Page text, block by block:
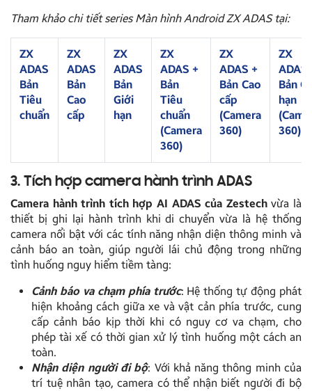
Tham khảo chi tiết series Màn hình Android ZX ADAS tại:
ZX
ADAS
Bản
Tiêu
chuẩn
ZX
ADAS
Bản
Cao
cấp
ZX
ADAS
Bản
Giới
hạn
ZX
ADAS +
Bản
Tiêu
chuẩn
(Camera
360)
ZX
ADAS +
Bản Cao
cấp
(Camera
360)
ZX
ADAS
Bản
hạn
360)
3. Tích hợp camera hành trình ADAS
Camera hành trình tích hợp AI ADAS của Zestechvừa là
thiết bị ghi lại hành trình khi di chuyển vừa là hệ thống
camera nổi bật với các tính năng nhận diện thông minh và
cảnh báo an toàn, giúp người lái chủ động trong những
tình huống nguy hiểm tiềm tàng:
Cảnh báo va chạm phía trước: Hệ thống tự động phát
hiện khoảng cách giữa xe và vật cản phía trước, cung
cấp cảnh báo kịp thời khi có nguy cơ va chạm, cho
phép tài xế có thời gian xử lý tình huống một cách an
toàn.
Nhận diện người đi bộ: Với khả năng thông minh của
trí tuệ nhân tạo, camera có thể nhận biết người đi bộ